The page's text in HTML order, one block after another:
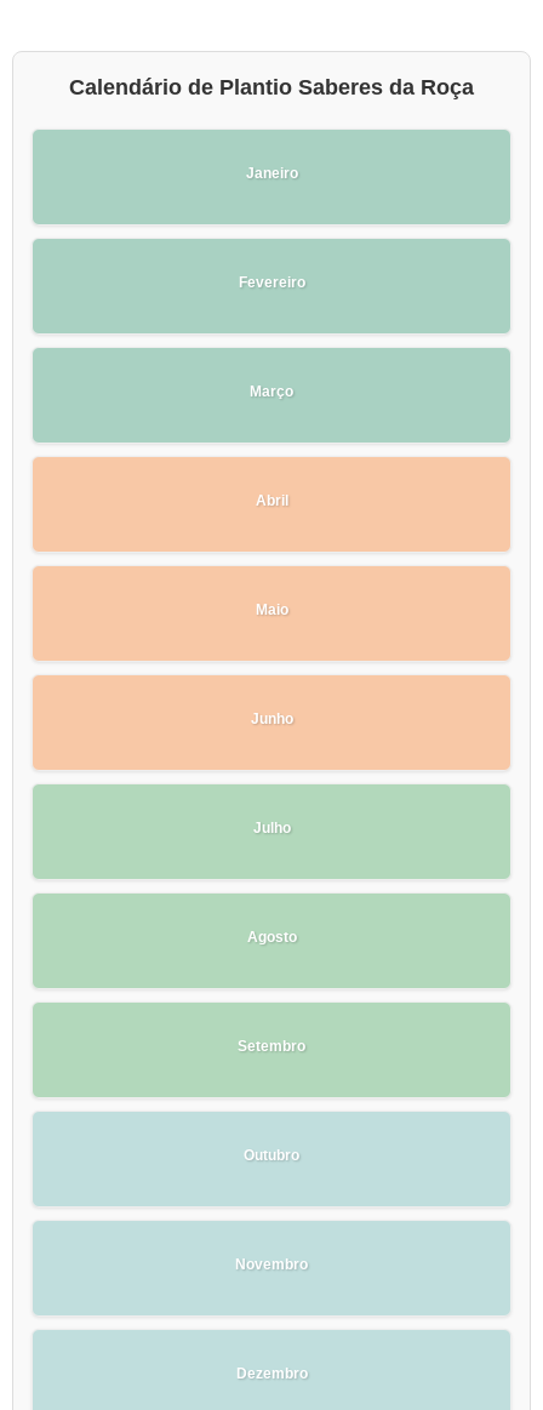
Calendário de Plantio Saberes da Roça
Janeiro
Fevereiro
Março
Abril
Maio
Junho
Julho
Agosto
Setembro
Outubro
Novembro
Dezembro